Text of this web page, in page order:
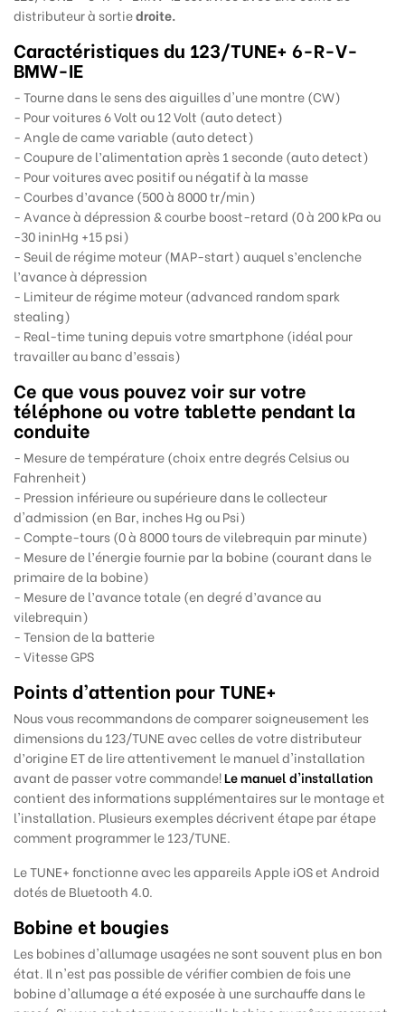
distributeur à sortiedroite.
Caractéristiques du 123/TUNE+ 6-R-V-
BMW-IE
- Tourne dans le sens des aiguilles d'une montre (CW)
- Pour voitures 6 Volt ou 12 Volt (auto detect)
- Angle de came variable (auto detect)
- Coupure de l’alimentation après 1 seconde (auto detect)
- Pour voitures avec positif ou négatif à la masse
- Courbes d’avance (500 à 8000 tr/min)
- Avance à dépression & courbe boost-retard (0 à 200 kPa ou
-30 ininHg +15 psi)
- Seuil de régime moteur (MAP-start) auquel s’enclenche
l’avance à dépression
- Limiteur de régime moteur (advanced random spark
stealing)
- Real-time tuning depuis votre smartphone (idéal pour
travailler au banc d’essais)
Ce que vous pouvez voir sur votre
téléphone ou votre tablette pendant la
conduite
- Mesure de température (choix entre degrés Celsius ou
Fahrenheit)
- Pression inférieure ou supérieure dans le collecteur
d'admission (en Bar, inches Hg ou Psi)
- Compte-tours (0 à 8000 tours de vilebrequin par minute)
- Mesure de l’énergie fournie par la bobine (courant dans le
primaire de la bobine)
- Mesure de l’avance totale (en degré d’avance au
vilebrequin)
- Tension de la batterie
- Vitesse GPS
Points d’attention pourTUNE+
Nous vous recommandons de comparer soigneusement les
dimensions du 123/TUNE avec celles de votre distributeur
d’origine ET de lire attentivement le manuel d'installation
avant de passer votre commande!Lemanuel d'installation
contient des informations supplémentaires sur le montage et
l'installation. Plusieurs exemples décrivent étape par étape
comment programmer le 123/TUNE.
Le TUNE+ fonctionne avec les appareils Apple iOS et Android
dotés de Bluetooth 4.0.
Bobine et bougies
Les bobines d'allumage usagées ne sont souvent plus en bon
état. Il n'est pas possible de vérifier combien de fois une
bobine d'allumage a été exposée à une surchauffe dans le